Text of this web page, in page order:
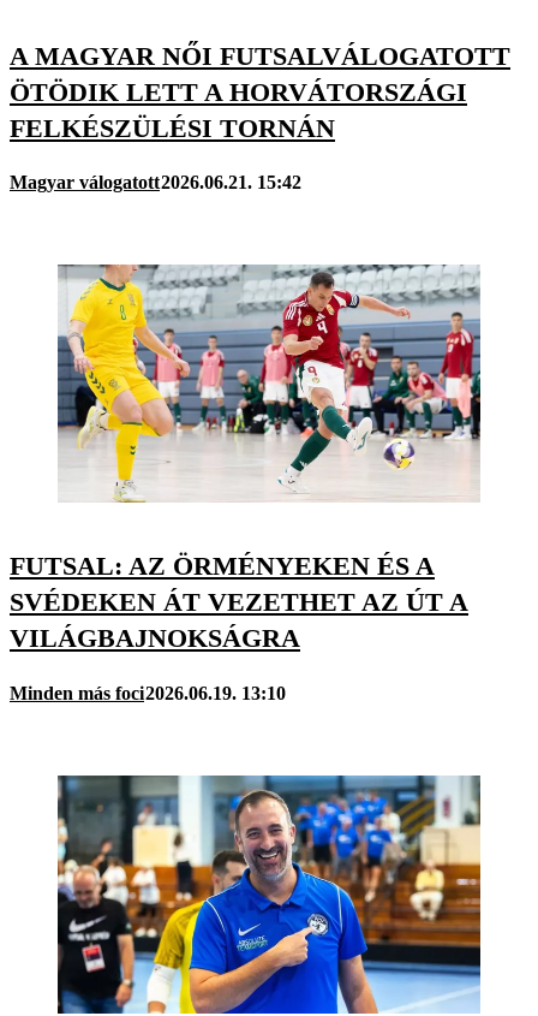
A MAGYAR NŐI FUTSALVÁLOGATOTT
ÖTÖDIK LETT A HORVÁTORSZÁGI
FELKÉSZÜLÉSI TORNÁN
Magyar válogatott2026.06.21. 15:42
FUTSAL: AZ ÖRMÉNYEKEN ÉS A
SVÉDEKEN ÁT VEZETHET AZ ÚT A
VILÁGBAJNOKSÁGRA
Minden más foci2026.06.19. 13:10